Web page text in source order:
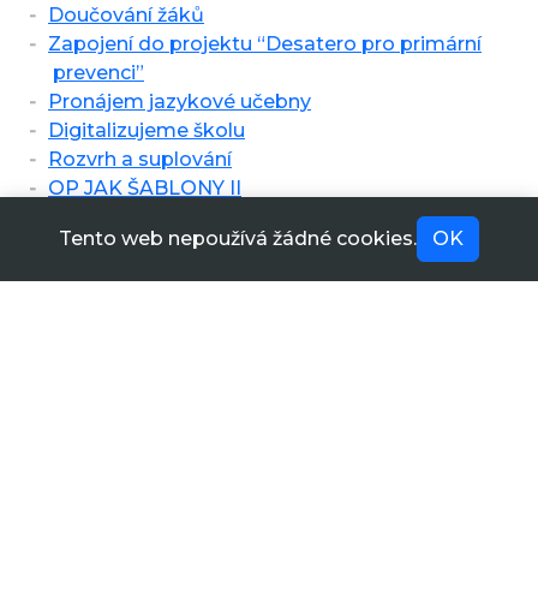
Tento web nepoužívá žádné cookies. OK
Doučování žáků
Zapojení do projektu “Desatero pro primární
prevenci”
Pronájem jazykové učebny
Digitalizujeme školu
Rozvrh a suplování
OP JAK ŠABLONY II